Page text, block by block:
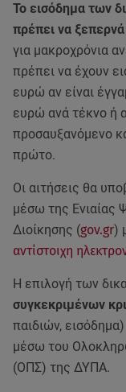
Το εισόδημα των
πρέπει να
για μακροχρόνια
πρέπει να έχουν
ευρώ αν είναι
ευρώ ανά τέκνο ή
προσαυξανόμενο
πρώτο.
Οι αιτήσεις θα
μέσω της Ενιαίας
Διοίκησης (gov.gr)
αντίστοιχη
Η επιλογή των
συγκεκριμένων
παιδιών,
μέσω του
(ΟΠΣ) της ΔΥΠΑ.